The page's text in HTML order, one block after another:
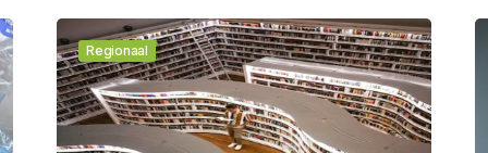
Regionaal